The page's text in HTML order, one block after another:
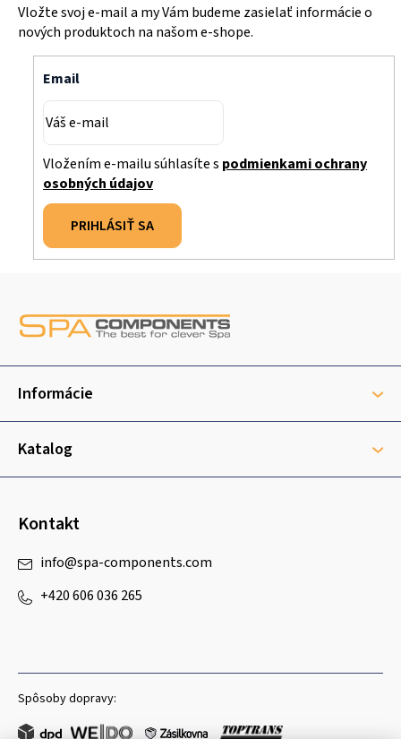
Vložte svoj e-mail a my Vám budeme zasielať informácie o
nových produktoch na našom e-shope.
Email
Vložením e-mailu súhlasíte s podmienkami ochrany
osobných údajov
PRIHLÁSIŤ SA
ä
i
Informácie
Katalog
Kontakt
info@spa-components.com
+420 606 036 265
Spôsoby dopravy: